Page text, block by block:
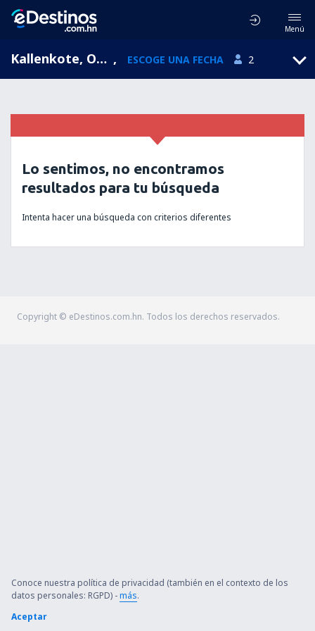
Menú
Kallenkote, Overijssel, Holanda , ESCOGE UNA FECHA 2
Lo sentimos, no encontramos
resultados para tu búsqueda
Intenta hacer una búsqueda con criterios diferentes
Copyright © eDestinos.com.hn. Todos los derechos reservados.
Conoce nuestra política de privacidad (también en el contexto de los
datos personales: RGPD) -más.
Aceptar